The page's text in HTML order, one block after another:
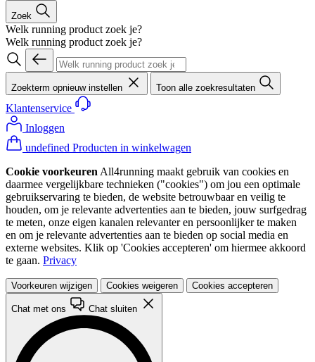
Zoek
Welk running product zoek je?
Welk running product zoek je?
Zoekterm opnieuw instellen Toon alle zoekresultaten
Klantenservice
Inloggen
undefined Producten in winkelwagen
Cookie voorkeuren All4running maakt gebruik van cookies en
daarmee vergelijkbare technieken ("cookies") om jou een optimale
gebruikservaring te bieden, de website betrouwbaar en veilig te
houden, om je relevante advertenties aan te bieden, jouw surfgedrag
te meten, onze eigen kanalen relevanter en persoonlijker te maken
en om je relevante advertenties aan te bieden op social media en
externe websites. Klik op 'Cookies accepteren' om hiermee akkoord
te gaan. Privacy
Voorkeuren wijzigen Cookies weigeren Cookies accepteren
Chat met ons Chat sluiten